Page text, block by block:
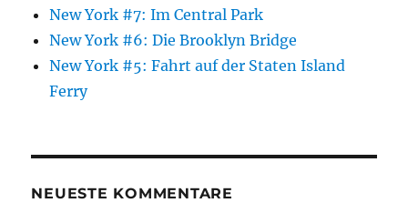
New York #7: Im Central Park
New York #6: Die Brooklyn Bridge
New York #5: Fahrt auf der Staten Island
Ferry
NEUESTE KOMMENTARE